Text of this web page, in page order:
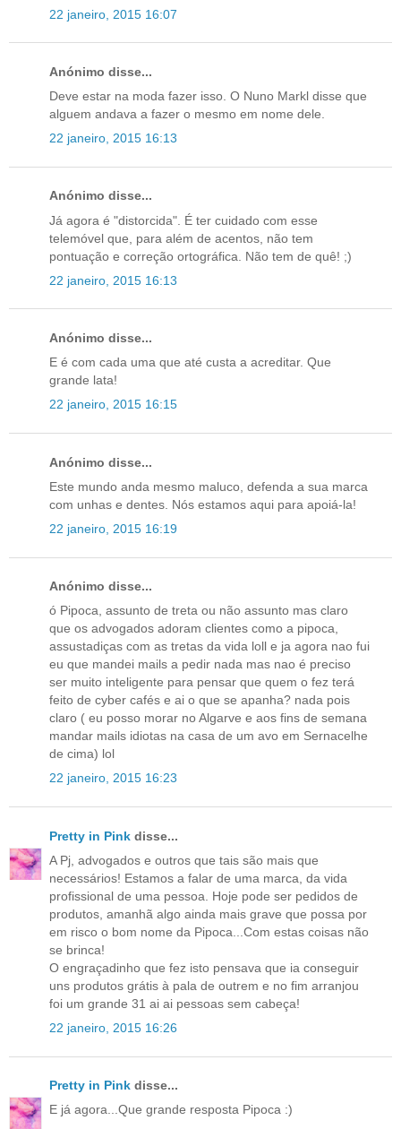
22 janeiro, 2015 16:07
Anónimo disse...
Deve estar na moda fazer isso. O Nuno Markl disse que
alguem andava a fazer o mesmo em nome dele.
22 janeiro, 2015 16:13
Anónimo disse...
Já agora é "distorcida". É ter cuidado com esse
telemóvel que, para além de acentos, não tem
pontuação e correção ortográfica. Não tem de quê! ;)
22 janeiro, 2015 16:13
Anónimo disse...
E é com cada uma que até custa a acreditar. Que
grande lata!
22 janeiro, 2015 16:15
Anónimo disse...
Este mundo anda mesmo maluco, defenda a sua marca
com unhas e dentes. Nós estamos aqui para apoiá-la!
22 janeiro, 2015 16:19
Anónimo disse...
ó Pipoca, assunto de treta ou não assunto mas claro
que os advogados adoram clientes como a pipoca,
assustadiças com as tretas da vida loll e ja agora nao fui
eu que mandei mails a pedir nada mas nao é preciso
ser muito inteligente para pensar que quem o fez terá
feito de cyber cafés e ai o que se apanha? nada pois
claro ( eu posso morar no Algarve e aos fins de semana
mandar mails idiotas na casa de um avo em Sernacelhe
de cima) lol
22 janeiro, 2015 16:23
Pretty in Pink disse...
A Pj, advogados e outros que tais são mais que
necessários! Estamos a falar de uma marca, da vida
profissional de uma pessoa. Hoje pode ser pedidos de
produtos, amanhã algo ainda mais grave que possa por
em risco o bom nome da Pipoca...Com estas coisas não
se brinca!
O engraçadinho que fez isto pensava que ia conseguir
uns produtos grátis à pala de outrem e no fim arranjou
foi um grande 31 ai ai pessoas sem cabeça!
22 janeiro, 2015 16:26
Pretty in Pink disse...
E já agora...Que grande resposta Pipoca :)